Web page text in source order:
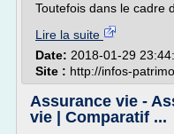
Toutefois dans le cadre
Lire la suite
Date: 2018-01-29
Site : http://infos-
Assurance vie -
vie | Comparatif ...